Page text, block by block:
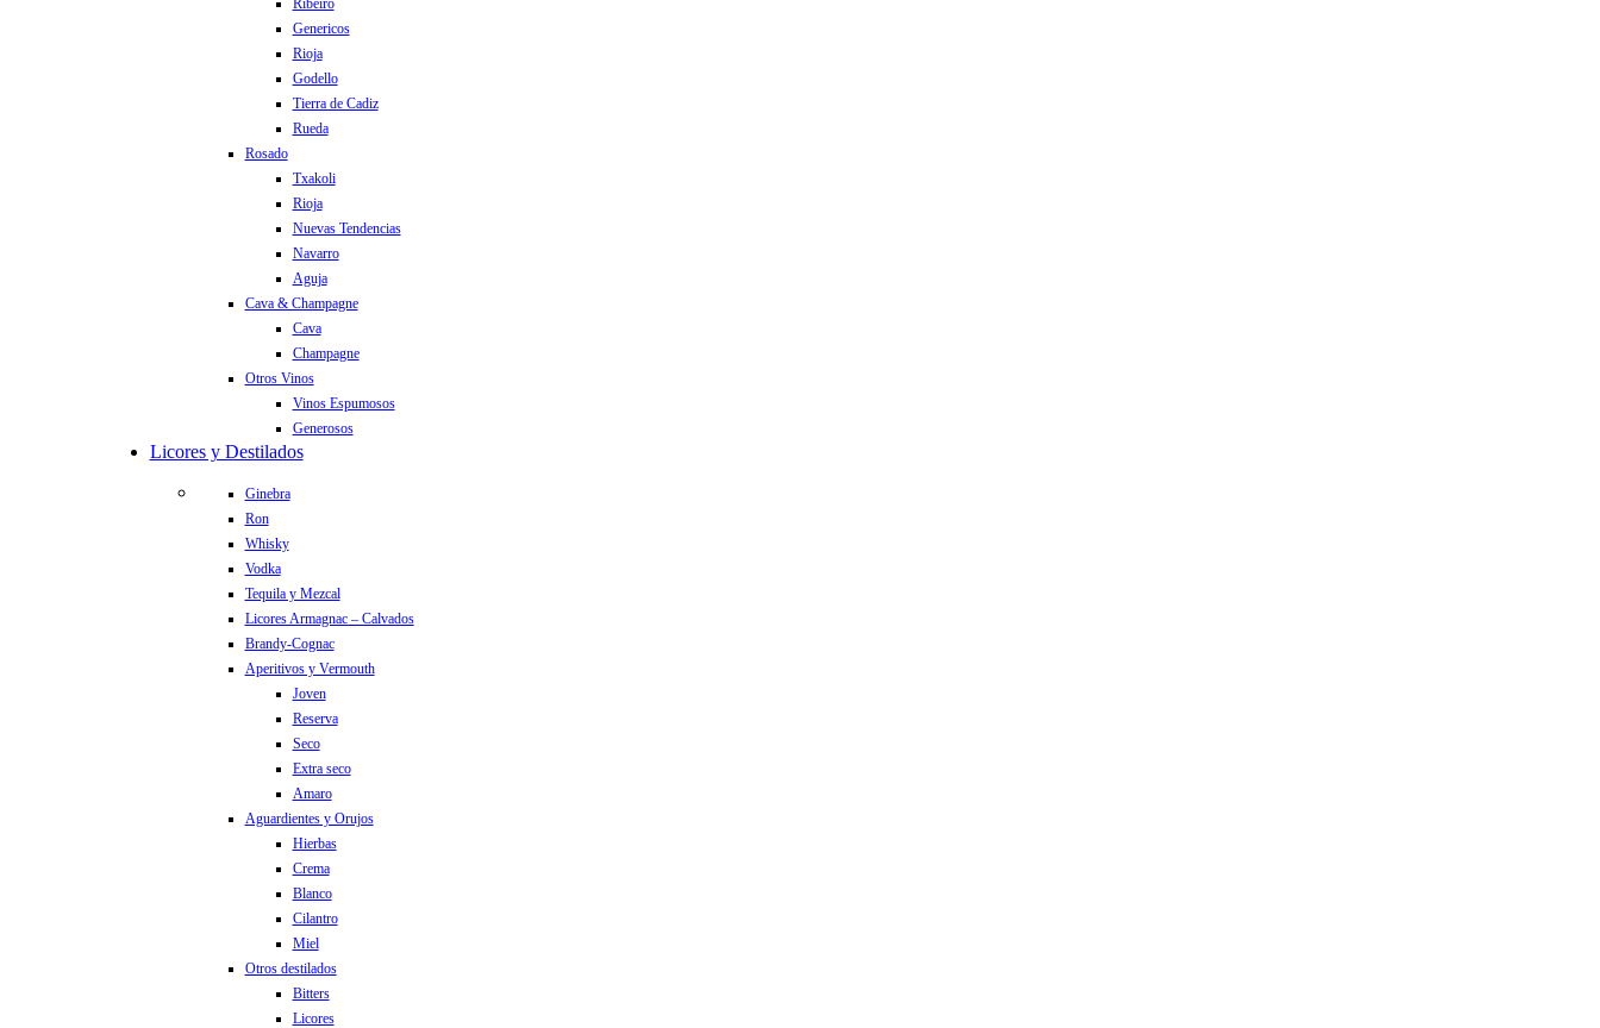
Ribeiro
Genericos
Rioja
Godello
Tierra de Cadiz
Rueda
Rosado
Txakoli
Rioja
Nuevas Tendencias
Navarro
Aguja
Cava & Champagne
Cava
Champagne
Otros Vinos
Vinos Espumosos
Generosos
Licores y Destilados
Ginebra
Ron
Whisky
Vodka
Tequila y Mezcal
Licores Armagnac – Calvados
Brandy-Cognac
Aperitivos y Vermouth
Joven
Reserva
Seco
Extra seco
Amaro
Aguardientes y Orujos
Hierbas
Crema
Blanco
Cilantro
Miel
Otros destilados
Bitters
Licores